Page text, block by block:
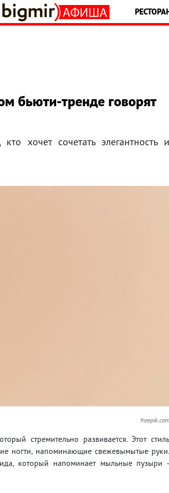
бьюти-тренде говорят
хочет сочетать элегантность и
freepik.com
стремительно развивается. Этот стиль
ногти, напоминающие свежевымытые руки.
который напоминает мыльные пузыри -